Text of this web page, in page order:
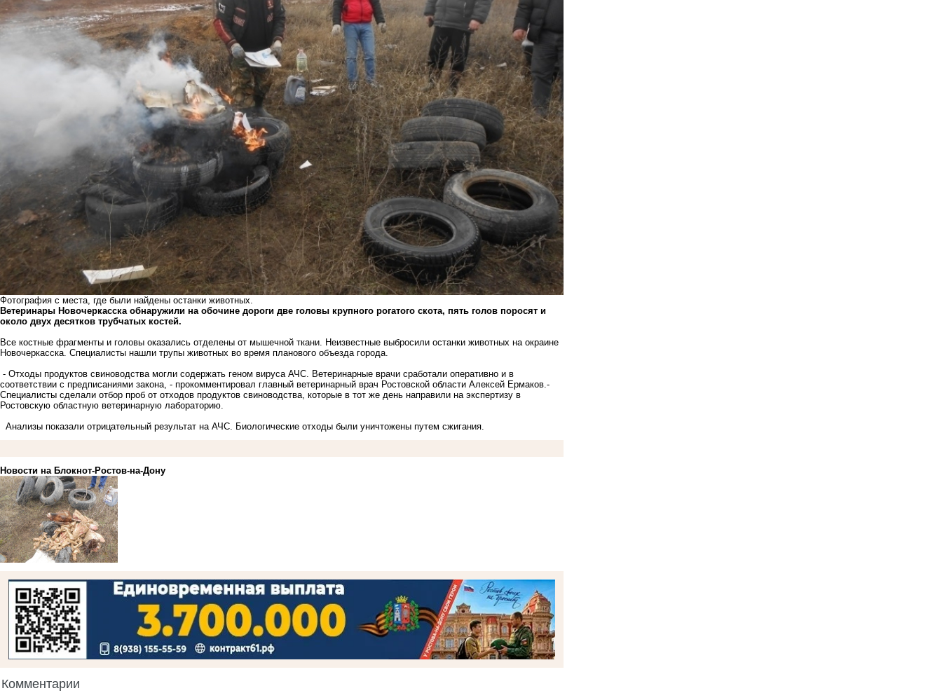
Фотография с места, где были найдены останки животных.
Ветеринары Новочеркасска обнаружили на обочине дороги две головы крупного рогатого скота, пять голов поросят и
около двух десятков трубчатых костей.
Все костные фрагменты и головы оказались отделены от мышечной ткани. Неизвестные выбросили останки животных на окраине
Новочеркасска. Специалисты нашли трупы животных во время планового объезда города.
- Отходы продуктов свиноводства могли содержать геном вируса АЧС. Ветеринарные врачи сработали оперативно и в
соответствии с предписаниями закона, - прокомментировал главный ветеринарный врач Ростовской области Алексей Ермаков.-
Специалисты сделали отбор проб от отходов продуктов свиноводства, которые в тот же день направили на экспертизу в
Ростовскую областную ветеринарную лабораторию.
Анализы показали отрицательный результат на АЧС. Биологические отходы были уничтожены путем сжигания.
Новости на Блoкнoт-Ростов-на-Дону
Комментарии